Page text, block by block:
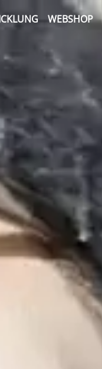
WEBSHOP